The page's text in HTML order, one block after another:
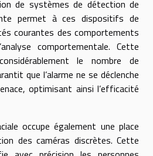
de systèmes de détection de
permet à ces dispositifs de
courantes des comportements
comportementale. Cette
le nombre de
que l’alarme ne se déclenche
optimisant ainsi l’efficacité
occupe également une place
des caméras discrètes. Cette